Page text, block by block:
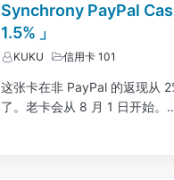
Synchrony PayPal
1.5% 」
KUKU 信用卡 101
这张卡在非 PayPal 的返现从
了。老卡会从 8 月 1 日开始。